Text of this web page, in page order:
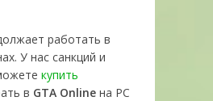
работать в
У нас санкций и
купить
в GTA Online на PC